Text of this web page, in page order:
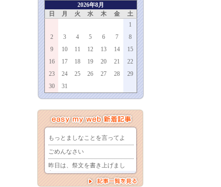
2026年8月
日
月 火 水 木 金
土
1
2
3 4 5 6 7
8
9
10 11 12 13 14
15
16
17 18 19 20 21
22
23
24 25 26 27 28
29
30
31